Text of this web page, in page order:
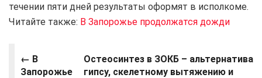
течении пяти дней результаты оформят в исполкоме.
Читайте также: В Запорожье продолжатся дожди
← В
Запорожье
Остеосинтез в ЗОКБ – альтернатива
гипсу, скелетному вытяжению и